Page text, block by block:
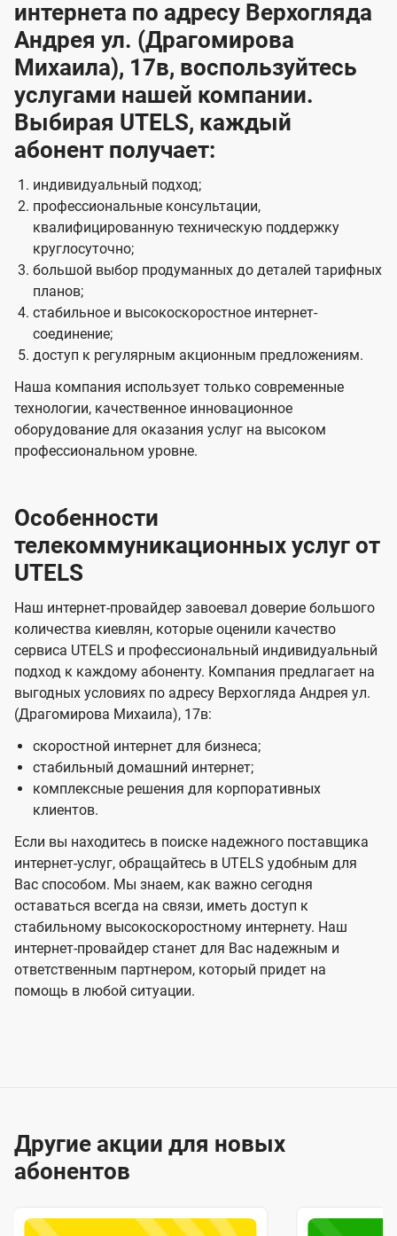
интернета по адресу Верхогляда
Андрея ул. (Драгомирова
Михаила), 17в, воспользуйтесь
услугами нашей компании.
Выбирая UTELS, каждый
абонент получает:
индивидуальный подход;
профессиональные консультации,
квалифицированную техническую поддержку
круглосуточно;
большой выбор продуманных до деталей тарифных
планов;
стабильное и высокоскоростное интернет-
соединение;
доступ к регулярным акционным предложениям.
Наша компания использует только современные
технологии, качественное инновационное
оборудование для оказания услуг на высоком
профессиональном уровне.
Особенности
телекоммуникационных услуг от
UTELS
Наш интернет-провайдер завоевал доверие большого
количества киевлян, которые оценили качество
сервиса UTELS и профессиональный индивидуальный
подход к каждому абоненту. Компания предлагает на
выгодных условиях по адресу Верхогляда Андрея ул.
(Драгомирова Михаила), 17в:
скоростной интернет для бизнеса;
стабильный домашний интернет;
комплексные решения для корпоративных
клиентов.
Если вы находитесь в поиске надежного поставщика
интернет-услуг, обращайтесь в UTELS удобным для
Вас способом. Мы знаем, как важно сегодня
оставаться всегда на связи, иметь доступ к
стабильному высокоскоростному интернету. Наш
интернет-провайдер станет для Вас надежным и
ответственным партнером, который придет на
помощь в любой ситуации.
Другие акции для новых
абонентов